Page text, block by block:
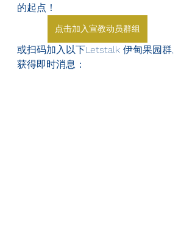
的起点！
点击加入宣教动员群组
或扫码加入以下Letstalk 伊甸果园群,
获得即时消息：